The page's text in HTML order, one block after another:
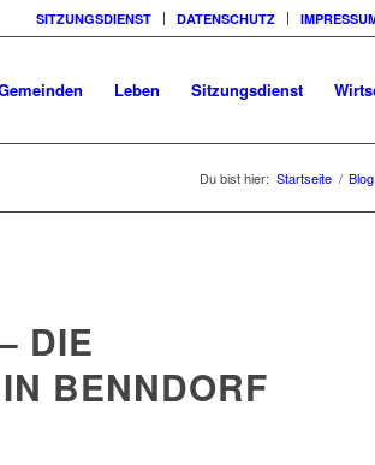
SITZUNGSDIENST DATENSCHUTZ
Leben Sitzungsdienst
Du bist hier: Startseite / Blog
DIE
BENNDORF